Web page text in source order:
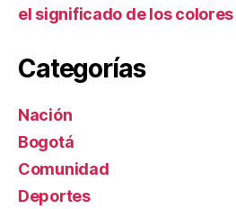
el significado de los
Categorías
Nación
Bogotá
Comunidad
Deportes